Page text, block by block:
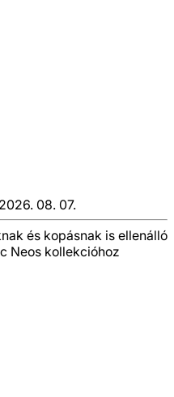
2026. 08. 07.
és kopásnak is ellenálló
Neos kollekcióhoz